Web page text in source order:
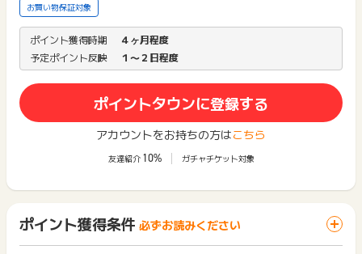
お買い物保証対象
ポイント獲得時期
４ヶ月程度
予定ポイント反映
１〜２日程度
ポイントタウンに登録する
アカウントをお持ちの方はこちら
友達紹介 10% ガチャチケット対象
ポイント獲得条件 必ずお読みください